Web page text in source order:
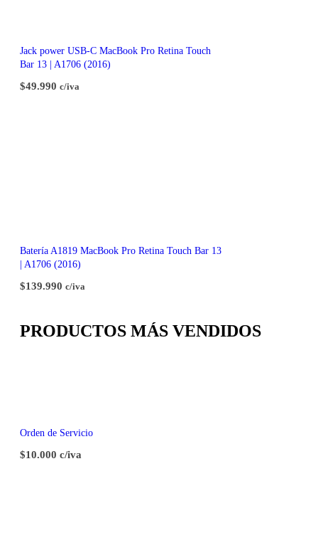
Jack power USB-C MacBook Pro Retina Touch
Bar 13 | A1706 (2016)
$49.990 c/iva
Batería A1819 MacBook Pro Retina Touch Bar 13
| A1706 (2016)
$139.990 c/iva
PRODUCTOS MÁS VENDIDOS
Orden de Servicio
$10.000 c/iva